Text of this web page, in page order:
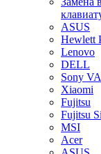
ASUS
Hewlett
Lenovo
DELL
Sony
Xiaomi
Fujitsu
Fujitsu
MSI
Acer